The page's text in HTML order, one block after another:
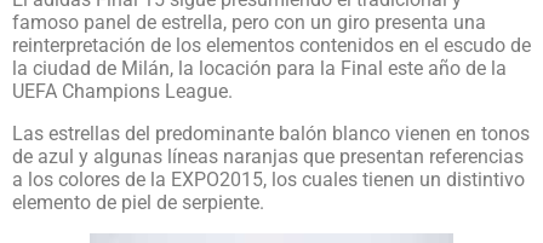
famoso panel de estrella, pero con un giro presenta una
reinterpretación de los elementos contenidos en el escudo de
la ciudad de Milán, la locación para la Final este año de la
UEFA Champions League.
Las estrellas del predominante balón blanco vienen en tonos
de azul y algunas líneas naranjas que presentan referencias
a los colores de la EXPO2015, los cuales tienen un distintivo
elemento de piel de serpiente.